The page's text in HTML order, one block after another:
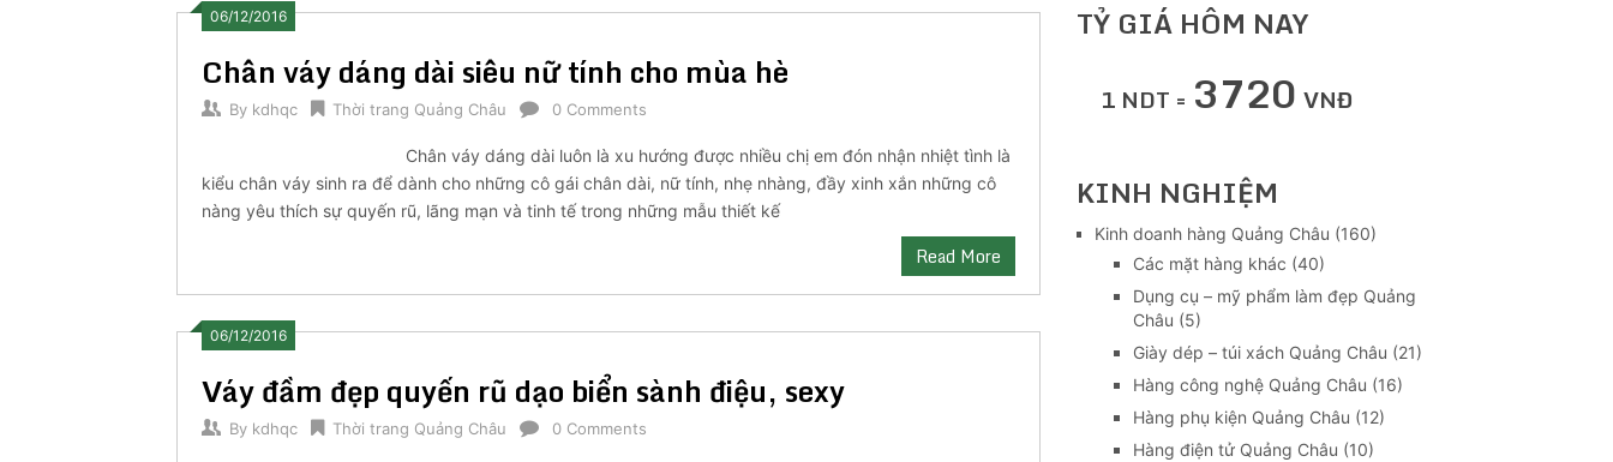
06/12/2016
Chân váy dáng dài siêu nữ tính cho mùa hè
By kdhqc Thời trang Quảng Châu 0 Comments
Chân váy dáng dài luôn là xu hướng được nhiều chị em đón nhận nhiệt tình là
kiểu chân váy sinh ra để dành cho những cô gái chân dài, nữ tính, nhẹ nhàng, đầy xinh xắn những cô
nàng yêu thích sự quyến rũ, lãng mạn và tinh tế trong những mẫu thiết kế
Read More
06/12/2016
Váy đầm đẹp quyến rũ dạo biển sành điệu, sexy
By kdhqc Thời trang Quảng Châu 0 Comments
TỶ GIÁ HÔM NAY
1 NDT = 3720 VNĐ
KINH NGHIỆM
Kinh doanh hàng Quảng Châu (160)
Các mặt hàng khác (40)
Dụng cụ – mỹ phẩm làm đẹp Quảng
Châu (5)
Giày dép – túi xách Quảng Châu (21)
Hàng công nghệ Quảng Châu (16)
Hàng phụ kiện Quảng Châu (12)
Hàng điện tử Quảng Châu (10)